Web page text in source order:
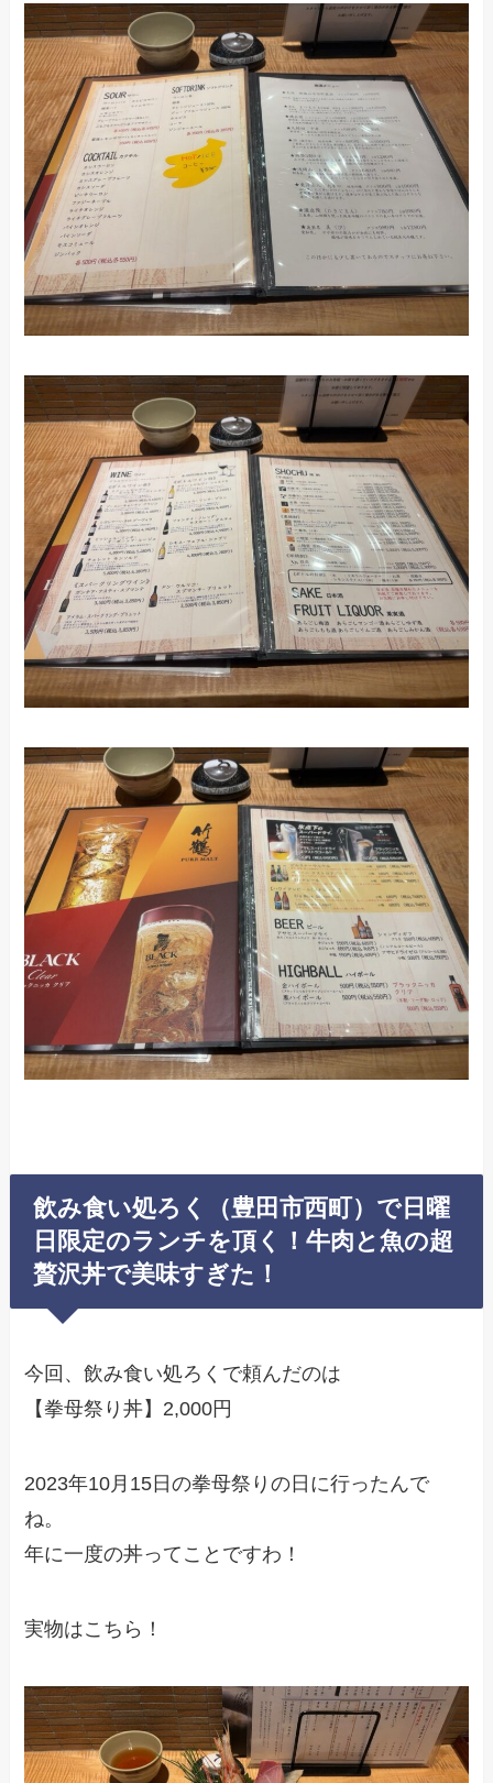
飲み食い処ろく（豊田市西町）で日曜
日限定のランチを頂く！牛肉と魚の超
贅沢丼で美味すぎた！
今回、飲み食い処ろくで頼んだのは
【拳母祭り丼】2,000円
2023年10月15日の拳母祭りの日に行ったんで
ね。
年に一度の丼ってことですわ！
実物はこちら！